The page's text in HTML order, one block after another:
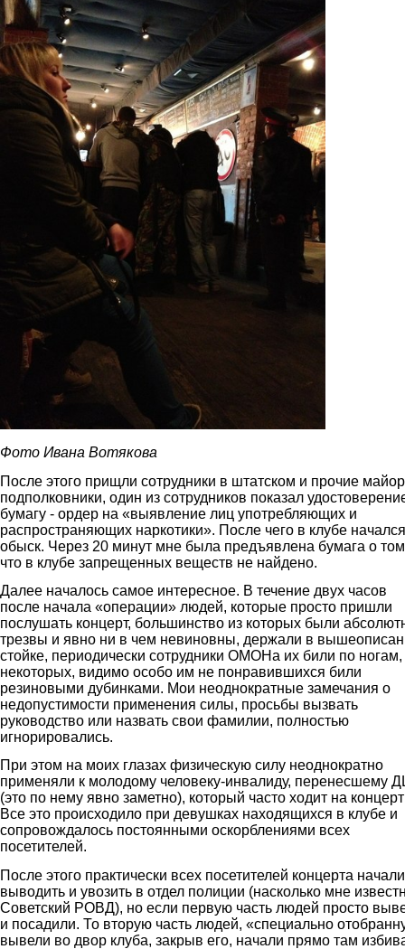
gpz3avow14s.jpg
Фото Ивана Вотякова
После этого прищли сотрудники в штатском и прочие
подполковники, один из сотрудников показал
бумагу - ордер на «выявление лиц употребляющих и
распространяющих наркотики». После чего в клубе начался
обыск. Через 20 минут мне была предъявлена бумага о том
что в клубе запрещенных веществ не найдено.
Далее началось самое интересное. В течение двух часов
после начала «операции» людей, которые просто пришли
послушать концерт, большинство из которых были
трезвы и явно ни в чем невиновны, держали в
стойке, периодически сотрудники ОМОНа их били по ногам,
некоторых, видимо особо им не понравившихся били
резиновыми дубинками. Мои неоднократные замечания о
недопустимости применения силы, просьбы вызвать
руководство или назвать свои фамилии, полностью
игнорировались.
При этом на моих глазах физическую силу неоднократно
применяли к молодому человеку-инвалиду, перенесшему
(это по нему явно заметно), который часто ходит на
Все это происходило при девушках находящихся в клубе и
сопровождалось постоянными оскорблениями всех
посетителей.
После этого практически всех посетителей концерта начали
выводить и увозить в отдел полиции (насколько мне
Советский РОВД), но если первую часть людей просто
и посадили. То вторую часть людей, «специально
вывели во двор клуба, закрыв его, начали прямо там